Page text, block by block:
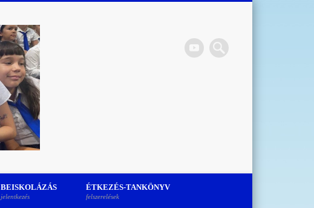
Csata Utcai Általános
Iskola
BEISKOLÁZÁS
jelentkezés
ÉTKEZÉS-TANKÖNYV
felszerelések